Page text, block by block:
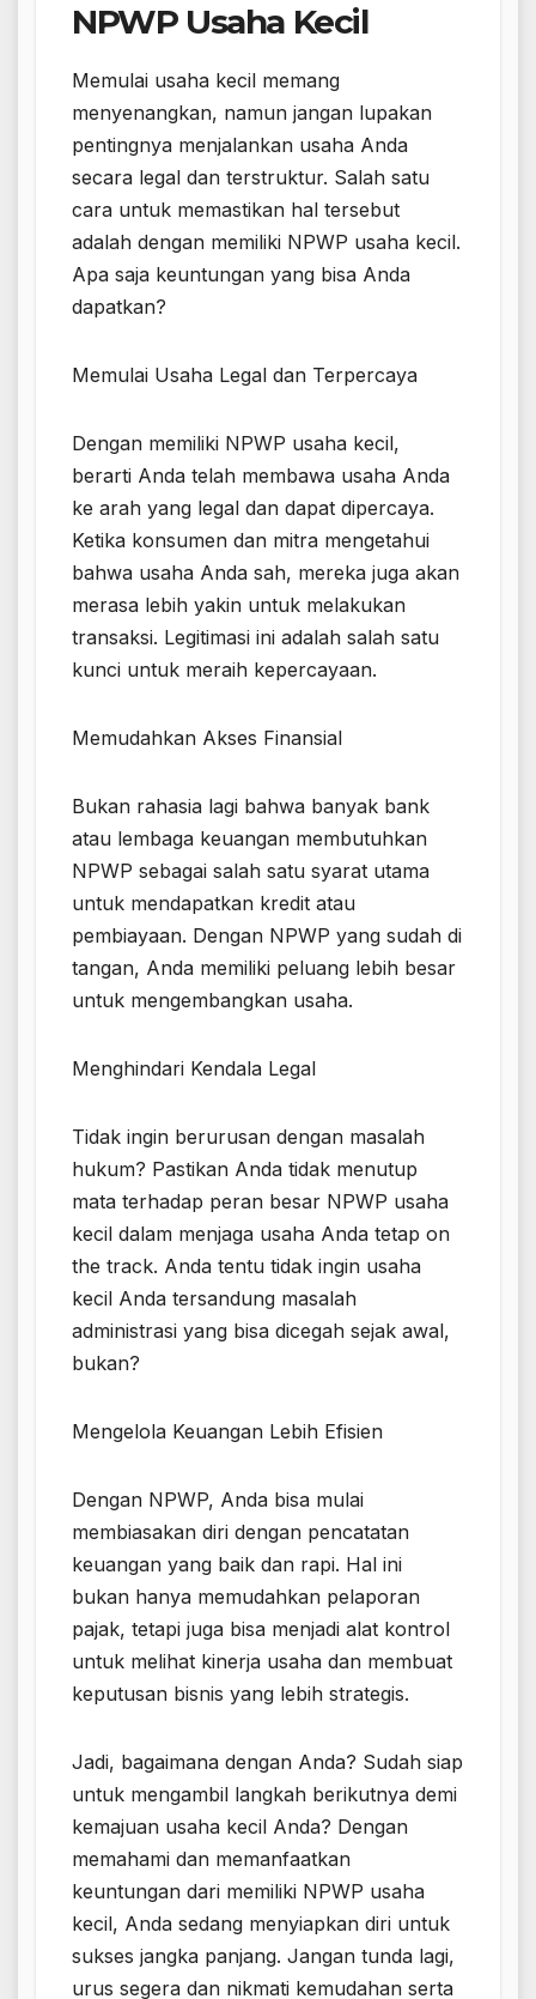
NPWP Usaha Kecil
Memulai usaha kecil memang
menyenangkan, namun jangan lupakan
pentingnya menjalankan usaha Anda
secara legal dan terstruktur. Salah satu
cara untuk memastikan hal tersebut
adalah dengan memiliki NPWP usaha kecil.
Apa saja keuntungan yang bisa Anda
dapatkan?
Memulai Usaha Legal dan Terpercaya
Dengan memiliki NPWP usaha kecil,
berarti Anda telah membawa usaha Anda
ke arah yang legal dan dapat dipercaya.
Ketika konsumen dan mitra mengetahui
bahwa usaha Anda sah, mereka juga akan
merasa lebih yakin untuk melakukan
transaksi. Legitimasi ini adalah salah satu
kunci untuk meraih kepercayaan.
Memudahkan Akses Finansial
Bukan rahasia lagi bahwa banyak bank
atau lembaga keuangan membutuhkan
NPWP sebagai salah satu syarat utama
untuk mendapatkan kredit atau
pembiayaan. Dengan NPWP yang sudah di
tangan, Anda memiliki peluang lebih besar
untuk mengembangkan usaha.
Menghindari Kendala Legal
Tidak ingin berurusan dengan masalah
hukum? Pastikan Anda tidak menutup
mata terhadap peran besar NPWP usaha
kecil dalam menjaga usaha Anda tetap on
the track. Anda tentu tidak ingin usaha
kecil Anda tersandung masalah
administrasi yang bisa dicegah sejak awal,
bukan?
Mengelola Keuangan Lebih Efisien
Dengan NPWP, Anda bisa mulai
membiasakan diri dengan pencatatan
keuangan yang baik dan rapi. Hal ini
bukan hanya memudahkan pelaporan
pajak, tetapi juga bisa menjadi alat kontrol
untuk melihat kinerja usaha dan membuat
keputusan bisnis yang lebih strategis.
Jadi, bagaimana dengan Anda? Sudah siap
untuk mengambil langkah berikutnya demi
kemajuan usaha kecil Anda? Dengan
memahami dan memanfaatkan
keuntungan dari memiliki NPWP usaha
kecil, Anda sedang menyiapkan diri untuk
sukses jangka panjang. Jangan tunda lagi,
urus segera dan nikmati kemudahan serta